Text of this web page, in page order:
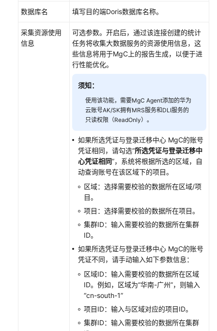
务
心
（MaxCompute
数据库名 填写目的端Doris数据库名称。
采集资源使用
信息
可选参数。开启后，通过该连接创建的统计
任务将收集大数据服务的资源使用信息，这
些信息将用于MgC上的报告生成，以便于进
行性能优化。
须知：
使用该功能，需要MgC Agent添加的华为
云账号AK/SK拥有MRS服务和DLI服务的
只读权限（ReadOnly）。
如果所选凭证与登录迁移中心 MgC的账号
凭证相同，请勾选“所选凭证与登录迁移中
心凭证相同”，系统将根据所选的区域，自
动查询账号在该区域下的项目。
区域：选择需要校验的数据所在区域/项
目。
项目：选择需要校验的数据所在项目。
集群ID：输入需要校验的数据所在集群
ID。
如果所选凭证与登录迁移中心 MgC的账号
凭证不同，请手动输入如下参数信息：
区域ID：输入需要校验的数据所在区域
ID。例如，区域为“华南-广州”，则输入
“cn-south-1”
项目ID：输入与区域对应的项目ID。
集群ID：输入需要校验的数据所在集群